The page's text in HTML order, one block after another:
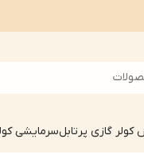
گازی پرتابلسرمایشی